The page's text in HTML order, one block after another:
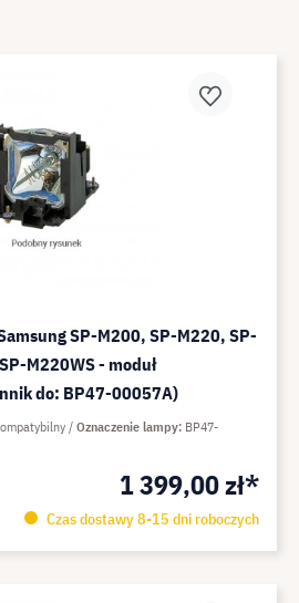
SP-M200, SP-M220, SP-
M220WS - moduł
do: BP47-00057A)
1 399,00 zł*
Czas dostawy 8-15 dni roboczych
Oznaczenie lampy BP47-